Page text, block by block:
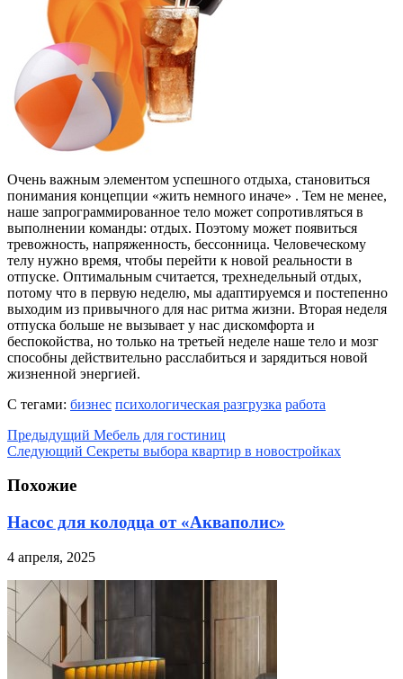
Очень важным элементом успешного отдыха, становиться
понимания концепции «жить немного иначе» . Тем не менее,
наше запрограммированное тело может сопротивляться в
выполнении команды: отдых. Поэтому может появиться
тревожность, напряженность, бессонница. Человеческому
телу нужно время, чтобы перейти к новой реальности в
отпуске. Оптимальным считается, трехнедельный отдых,
потому что в первую неделю, мы адаптируемся и постепенно
выходим из привычного для нас ритма жизни. Вторая неделя
отпуска больше не вызывает у нас дискомфорта и
беспокойства, но только на третьей неделе наше тело и мозг
способны действительно расслабиться и зарядиться новой
жизненной энергией.
С тегами: бизнес психологическая разгрузка работа
Предыдущий Мебель для гостиниц
Следующий Секреты выбора квартир в новостройках
Похожие
Насос для колодца от «Акваполис»
4 апреля, 2025